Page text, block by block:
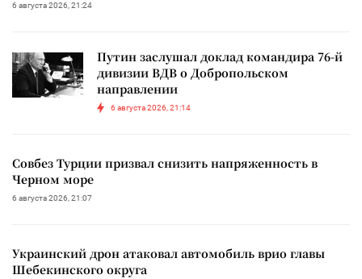
6 августа 2026, 21:24
Путин заслушал доклад командира 76-й
дивизии ВДВ о Добропольском
направлении
6 августа 2026, 21:14
Совбез Турции призвал снизить напряженность в
Черном море
6 августа 2026, 21:07
Украинский дрон атаковал автомобиль врио главы
Шебекинского округа